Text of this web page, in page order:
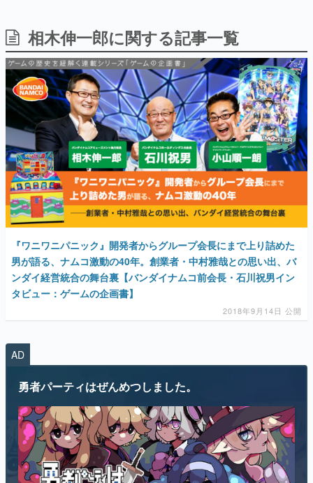
日本のモバイルゲーム史における主要なトピック・タイト
ルを網羅するほか、開発者へのインタビューや識者による
解説を掲載。約20年の歴史が一望できる決定版！
若ゲのいたり〜ゲームクリエイターの青春〜
『うつヌケ』『ペンと箸』等で知られるマンガ家・田中圭
一先生によるゲーム業界レポートマンガです。
なんでゲームは面白い？
ゲーム開発者・hamatsu氏がゲームの魅力を画面や操作の
具体的な形から解き明かしていく、硬派で骨太な評論連載
です。
ゲームが変えた日本語
「経験値」「裏技」「ラスボス」… ゲームにまつわる言葉
の起源や用法の変遷を、コンピューター文化史研究家・タ
イニーP氏が徹底調査。
カテゴリ
特集記事
アプリレビュー
その他
電ファミニコゲーマーとは？
運営：株式会社マレ
『ワニワニパニック』開発者からグループ会長にまで上り詰めた
男が語る、ナムコ激動の40年。創業者・中村雅哉との思い出、バ
ンダイ経営統合の舞台裏【バンダイナムコ前会長・石川祝男イン
タビュー：ゲームの企画書】
2018年9月14日 公開
AD